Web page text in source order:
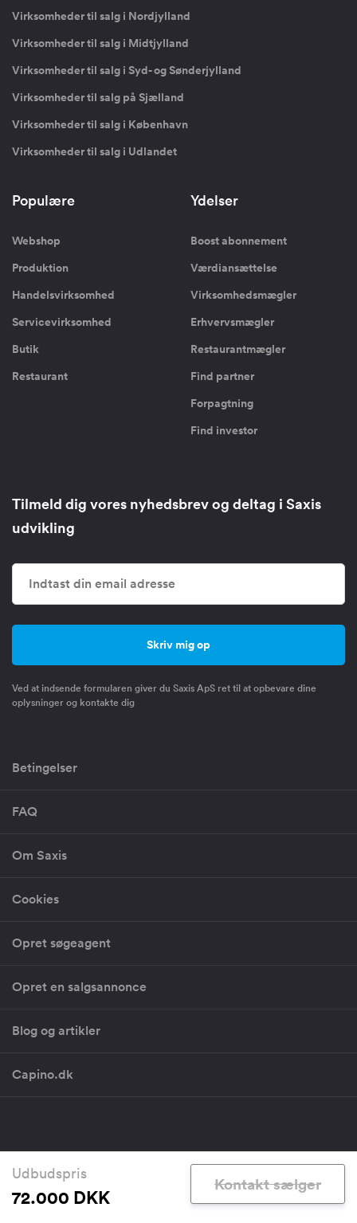
Udbudspris
72.000 DKK
Kontakt sælger
Virksomheder til salg i Nordjylland
Virksomheder til salg i Midtjylland
Virksomheder til salg i Syd- og Sønderjylland
Virksomheder til salg på Sjælland
Virksomheder til salg i København
Virksomheder til salg i Udlandet
Populære
Webshop
Produktion
Handelsvirksomhed
Servicevirksomhed
Butik
Restaurant
Ydelser
Boost abonnement
Værdiansættelse
Virksomhedsmægler
Erhvervsmægler
Restaurantmægler
Find partner
Forpagtning
Find investor
Tilmeld dig vores nyhedsbrev og deltag i Saxis
udvikling
Ved at indsende formularen giver du Saxis ApS ret til at opbevare dine
oplysninger og kontakte dig
Betingelser
FAQ
Om Saxis
Cookies
Opret søgeagent
Opret en salgsannonce
Blog og artikler
Capino.dk
Copyright 2026 - CVR: 30581199 - Vestergade 29-31, 1456 København